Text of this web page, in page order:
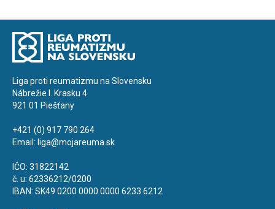
Liga proti reumatizmu na Slovensku
Nábrežie I. Krasku 4
921 01 Piešťany
+421 (0) 917 790 264
Email: liga@mojareuma.sk
IČO: 31822142
č. u: 62336212/0200
IBAN: SK49 0200 0000 0000 6233 6212